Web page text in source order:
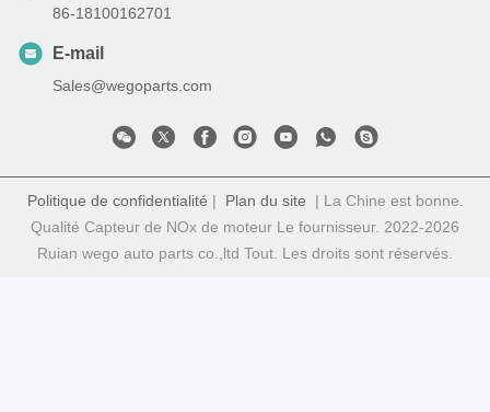
86-18100162701
E-mail
Sales@wegoparts.com
Politique de confidentialité | Plan du site | La Chine est bonne.
Qualité Capteur de NOx de moteur Le fournisseur. 2022-2026
Ruian wego auto parts co.,ltd Tout. Les droits sont réservés.